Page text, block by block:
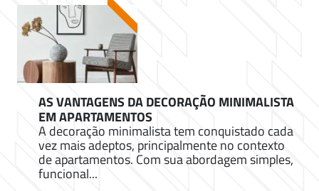
AS VANTAGENS DA DECORAÇÃO MINIMALISTA
EM APARTAMENTOS
A decoração minimalista tem conquistado cada
vez mais adeptos, principalmente no contexto
de apartamentos. Com sua abordagem simples,
funcional...